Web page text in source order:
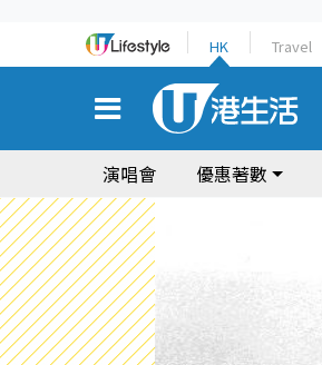
HK Travel
演唱會 優惠著數